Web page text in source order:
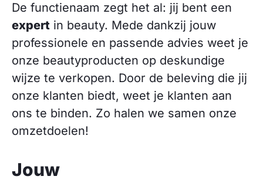
De functienaam zegt het al: jij bent een
expert in beauty. Mede dankzij jouw
professionele en passende advies weet je
onze beautyproducten op deskundige
wijze te verkopen. Door de beleving die jij
onze klanten biedt, weet je klanten aan
ons te binden. Zo halen we samen onze
omzetdoelen!
Jouw